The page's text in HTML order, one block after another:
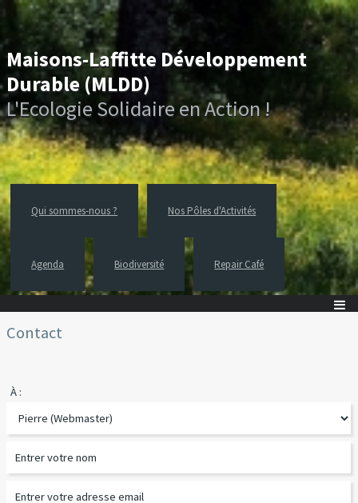
Maisons-Laffitte Développement
Durable (MLDD)
L'Ecologie Solidaire en Action !
Qui sommes-nous ? Nos Pôles d'Activités
Agenda Biodiversité Repair Café
Contact
À :